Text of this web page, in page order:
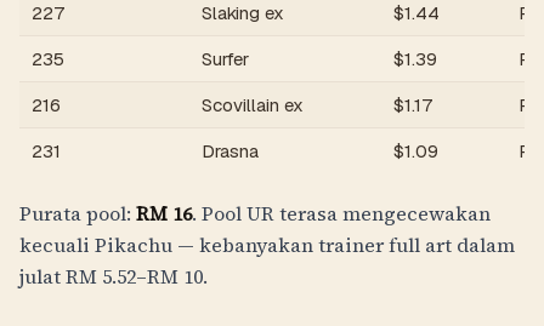
227
Slaking ex $1.44
235
Surfer $1.39
216
Scovillain ex $1.17
231
Drasna $1.09
Purata pool: RM 16. Pool UR terasa mengecewakan
kecuali Pikachu — kebanyakan trainer full art dalam
julatRM 5.52–RM 10.